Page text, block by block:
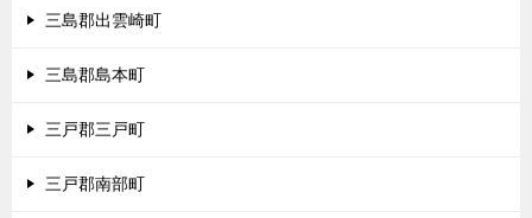
三島郡出雲崎町
三島郡島本町
三戸郡三戸町
三戸郡南部町